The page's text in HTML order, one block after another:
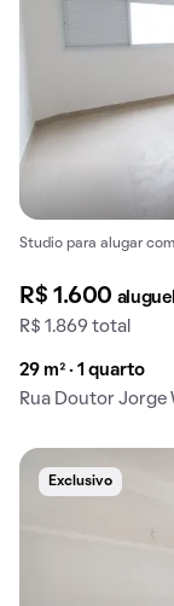
Studio para alugar
R$ 1.600 aluguel
R$ 1.869 total
29 m² · 1 quarto
Rua Doutor Jorge
Exclusivo